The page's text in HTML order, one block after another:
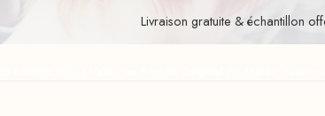
Livraison gratuite & échantillon